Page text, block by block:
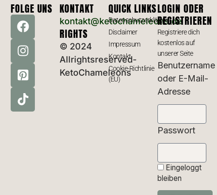
FOLGE UNS KONTAKT
kontakt@ketochameleons.de
RIGHTS
© 2024
Allrightsreserved-
KetoChameleons
QUICK LINKS
Datenschutzerklärung
Disclaimer
Impressum
Kontakt
Cookie-Richtlinie
(EU)
LOGIN ODER
REGISTRIEREN
Registriere dich
kostenlos auf
unserer Seite
Benutzername
oder E-Mail-
Adresse
Passwort
Eingeloggt
bleiben